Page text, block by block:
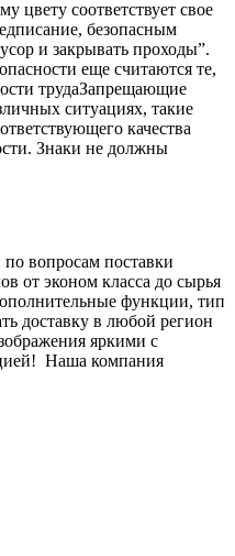
цвету соответствует свое
безопасным
и закрывать проходы”.
еще считаются те,
Запрещающие
ситуациях, такие
качества
Знаки не должны
вопросам поставки
от эконом класса до сырья
функции, тип
доставку в любой регион
яркими с
Наша компания